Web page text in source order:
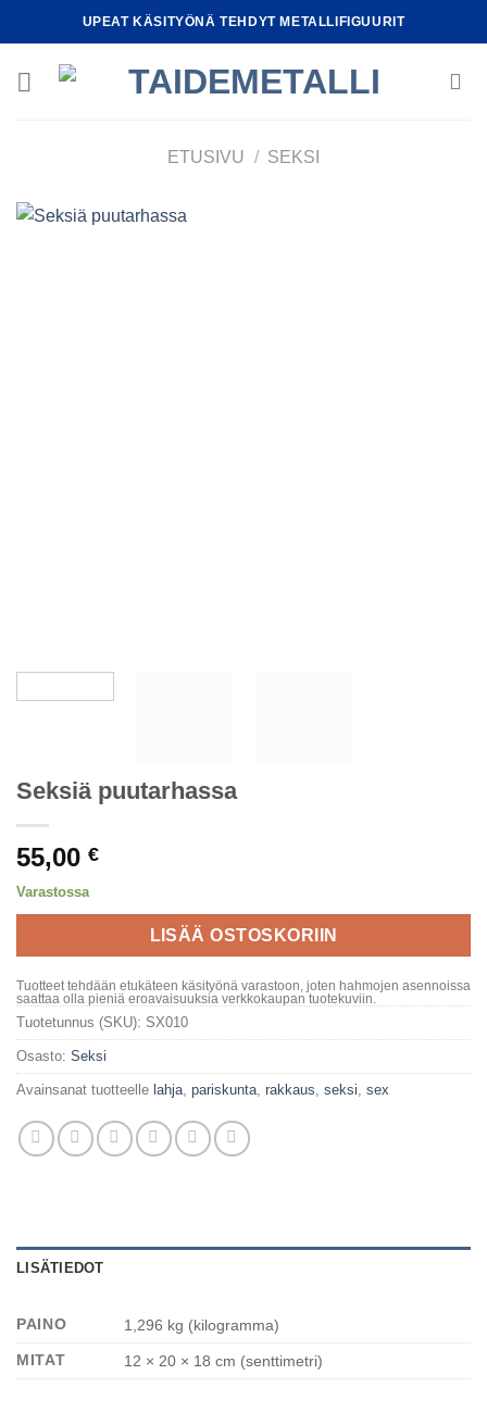
to
UPEAT KÄSITYÖNÄ TEHDYT METALLIFIGUURIT
ETUSIVU / SEKSI
Seksiä puutarhassa
55,00 €
Varastossa
LISÄÄ OSTOSKORIIN
Tuotteet tehdään etukäteen käsityönä varastoon, joten hahmojen asennoissa
saattaa olla pieniä eroavaisuuksia verkkokaupan tuotekuviin.
Tuotetunnus (SKU): SX010
Osasto: Seksi
Avainsanat tuotteelle lahja, pariskunta, rakkaus, seksi, sex
LISÄTIEDOT
PAINO
1,296 kg (kilogramma)
MITAT
12 × 20 × 18 cm (senttimetri)